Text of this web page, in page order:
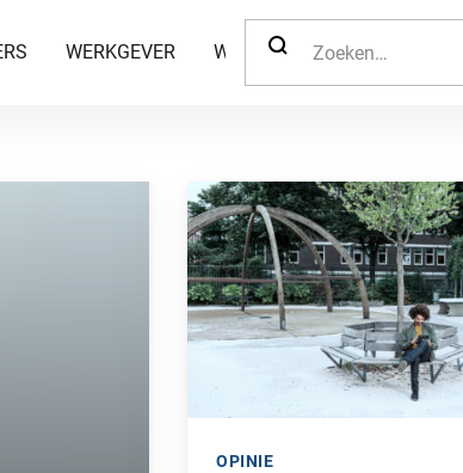
WERKGEVER WERKNEMER
ZOEK NAAR:
GA NAAR “HET NIEUWE
OPINIE